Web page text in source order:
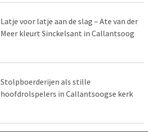
Latje voor latje aan de slag – Ate van der
Meer kleurt Sinckelsant in Callantsoog
Stolpboerderijen als stille
hoofdrolspelers in Callantsoogse kerk